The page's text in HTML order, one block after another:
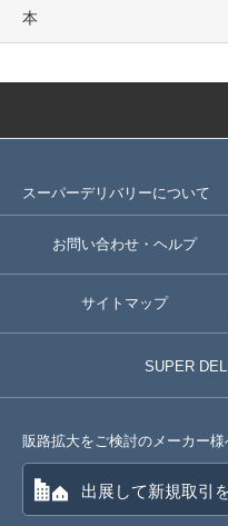
本
スーパーデリバリーについて
お問い合わせ・ヘルプ
サイトマップ
SUPER
販路拡大をご検討のメーカー様
出展して新規取引